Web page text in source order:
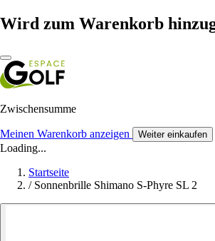
Wird zum Warenkorb
Zwischensumme
Meinen Warenkorb anzeigen Weiter einkaufen
Loading...
Startseite
/ Sonnenbrille Shimano S-Phyre SL 2